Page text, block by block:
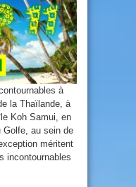
à
la Thaïlande, à
Koh Samui, en
Golfe, au sein de
méritent
incontournables